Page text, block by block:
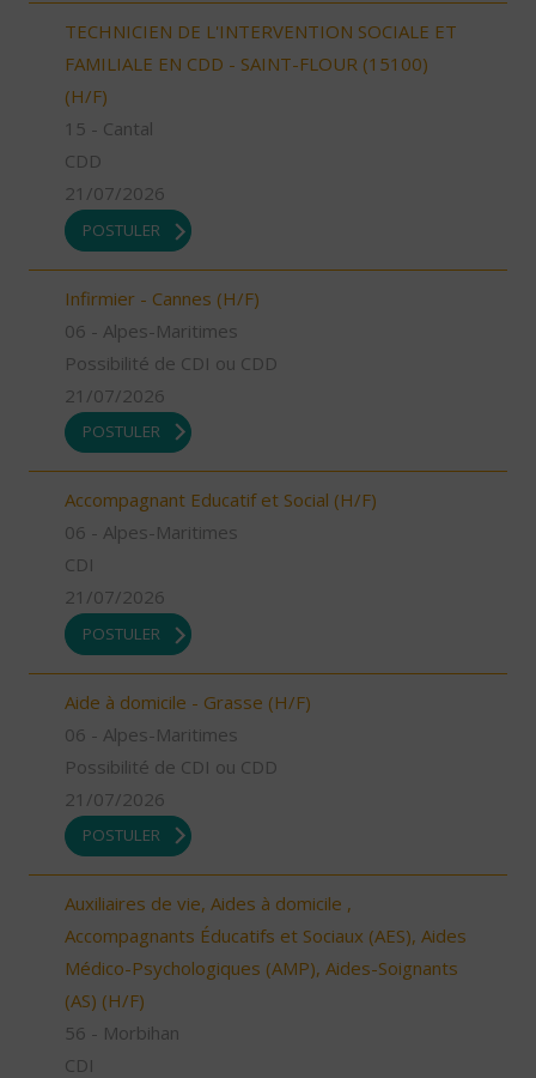
TECHNICIEN DE L'INTERVENTION SOCIALE ET
FAMILIALE EN CDD - SAINT-FLOUR (15100)
(H/F)
15 - Cantal
CDD
21/07/2026
POSTULER
Infirmier - Cannes (H/F)
06 - Alpes-Maritimes
Possibilité de CDI ou CDD
21/07/2026
POSTULER
Accompagnant Educatif et Social (H/F)
06 - Alpes-Maritimes
CDI
21/07/2026
POSTULER
Aide à domicile - Grasse (H/F)
06 - Alpes-Maritimes
Possibilité de CDI ou CDD
21/07/2026
POSTULER
Auxiliaires de vie, Aides à domicile ,
Accompagnants Éducatifs et Sociaux (AES), Aides
Médico-Psychologiques (AMP), Aides-Soignants
(AS) (H/F)
56 - Morbihan
CDI